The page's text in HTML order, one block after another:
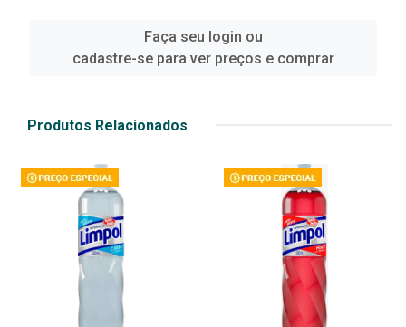
Faça seu login ou
cadastre-se para ver preços e comprar
Produtos Relacionados